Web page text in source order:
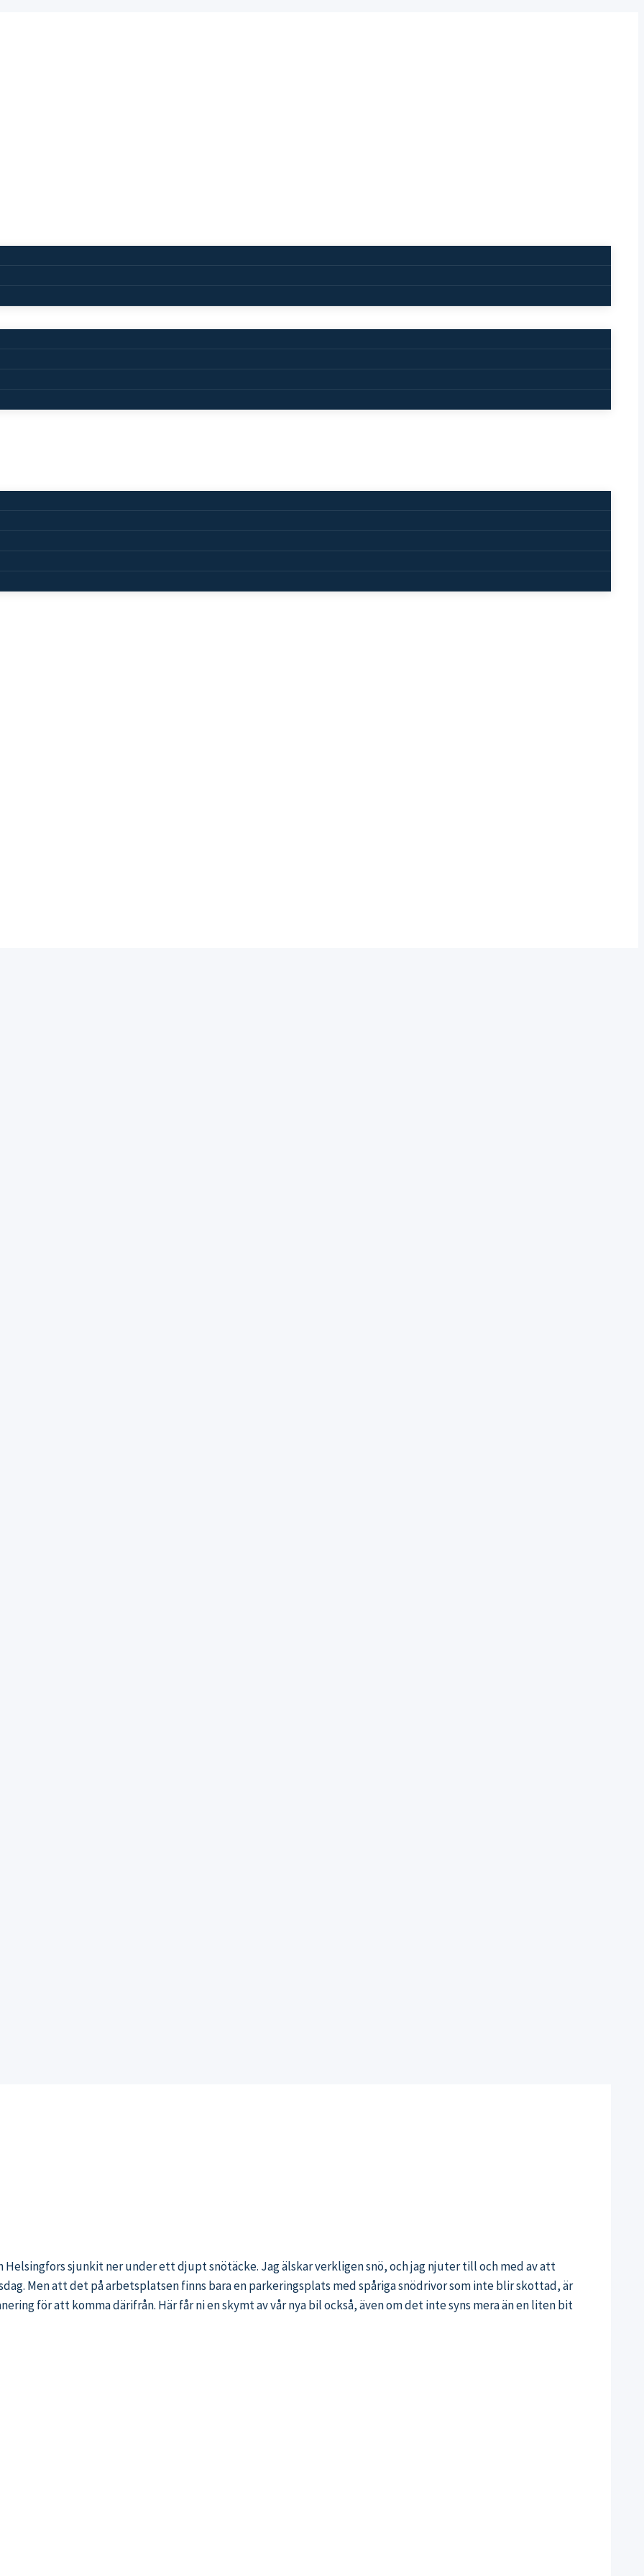
Helsingfors sjunkit ner under ett djupt snötäcke. Jag älskar verkligen snö, och jag njuter till och med av att
Men att det på arbetsplatsen finns bara en parkeringsplats med spåriga snödrivor som inte blir skottad, är
för att komma därifrån. Här får ni en skymt av vår nya bil också, även om det inte syns mera än en liten bit